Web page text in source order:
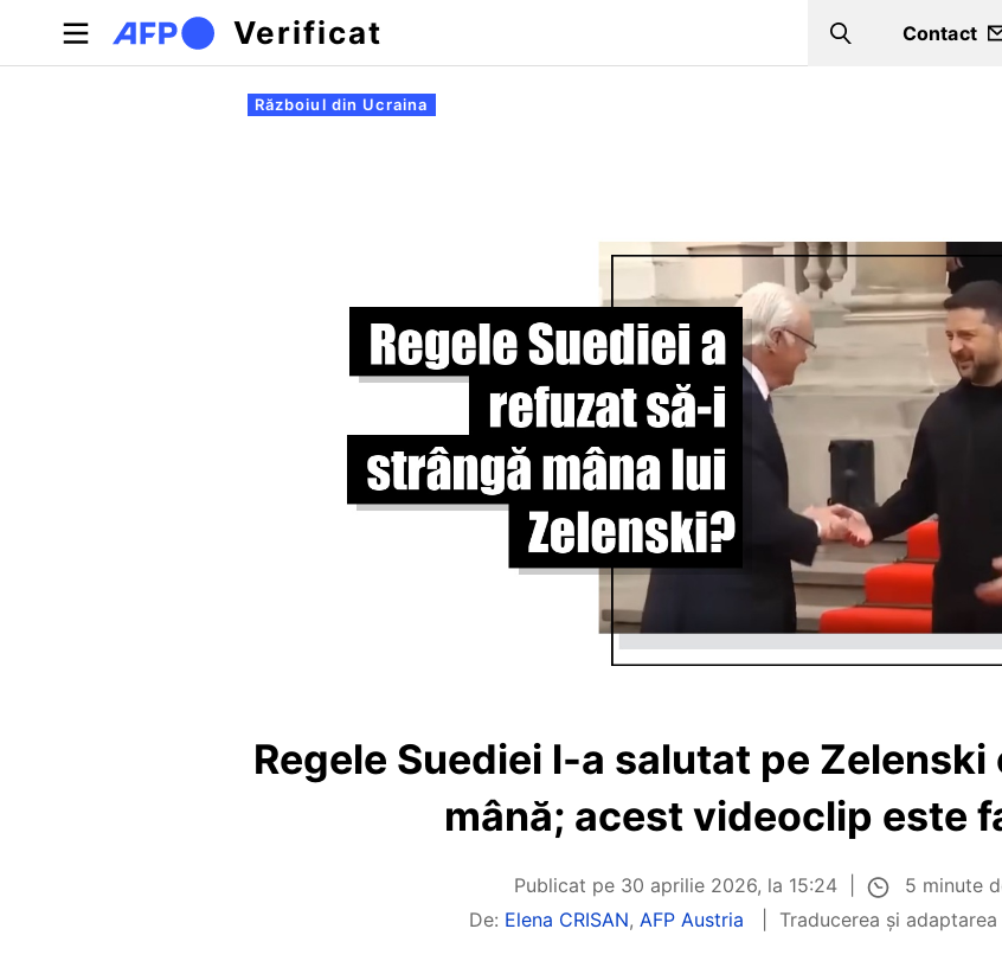
Sari la conținutul principal
Verificat Search
Contact
Filele principale
Războiul din Ucraina
Regele Suediei l-a salutat pe
mână; acest videoclip este
Publicat pe 30 aprilie 2026, la 15:24
5 minute
De: Elena CRISAN, AFP Austria Traducerea și adaptarea